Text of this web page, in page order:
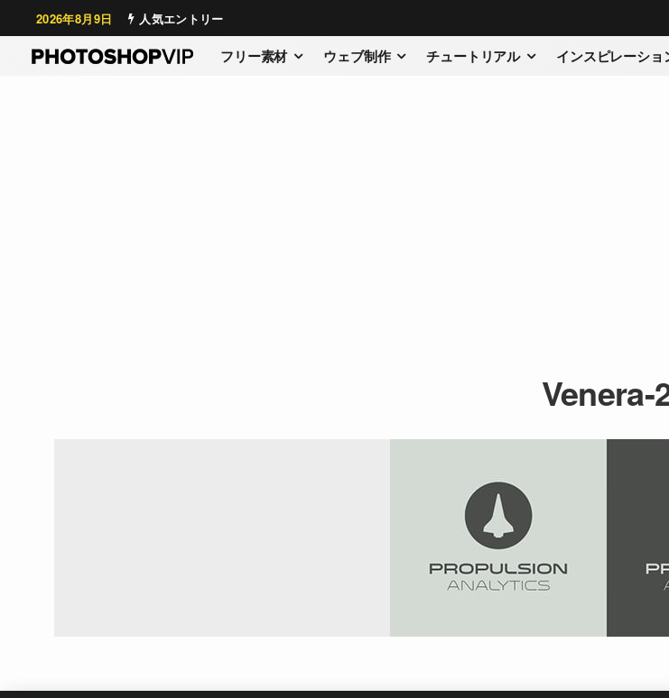
2026年8月9日 人気エントリー
フリー素材 ウェブ制作 チュートリアル インスピレーショ
Venera-